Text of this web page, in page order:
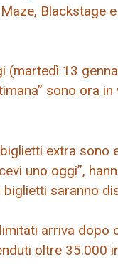
Blackstage
(martedì 13
sono ora
extra
uno oggi”,
saranno
arriva
oltre 35.000